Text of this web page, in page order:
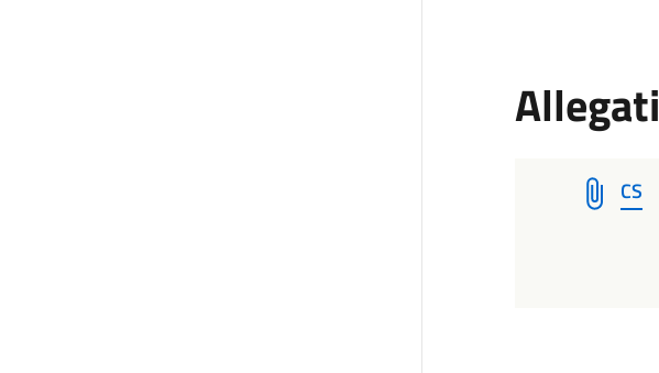
Allegati
CS